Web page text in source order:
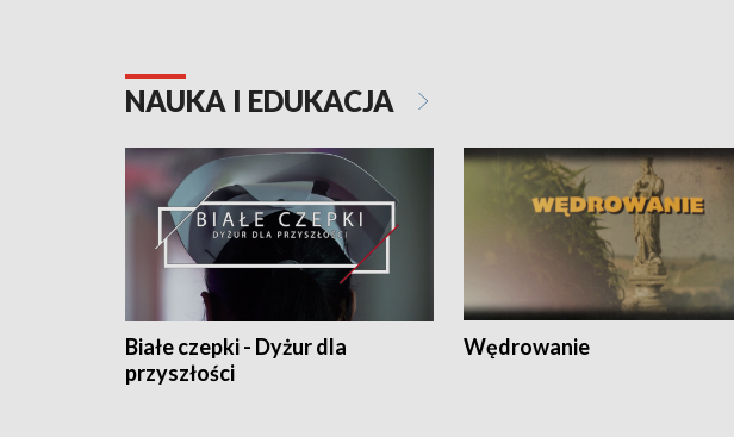
NAUKA I EDUKACJA
Białe czepki - Dyżur dla
przyszłości
Wędrowanie